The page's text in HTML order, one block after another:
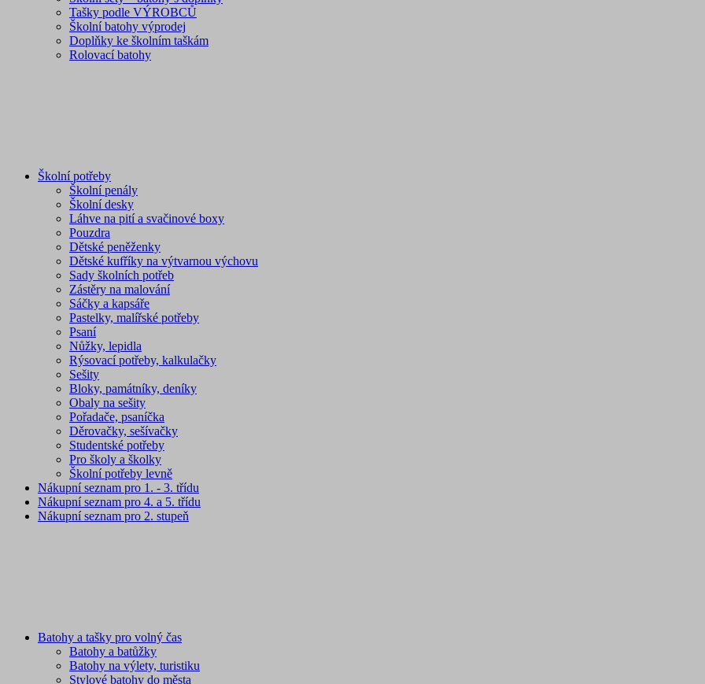
Tašky podle VÝROBCŮ
Školní batohy výprodej
Doplňky ke školním taškám
Rolovací batohy
Školní potřeby
Školní penály
Školní desky
Láhve na pití a svačinové boxy
Pouzdra
Dětské peněženky
Dětské kufříky na výtvarnou výchovu
Sady školních potřeb
Zástěry na malování
Sáčky a kapsáře
Pastelky, malířské potřeby
Psaní
Nůžky, lepidla
Rýsovací potřeby, kalkulačky
Sešity
Bloky, památníky, deníky
Obaly na sešity
Pořadače, psaníčka
Děrovačky, sešívačky
Studentské potřeby
Pro školy a školky
Školní potřeby levně
Nákupní seznam pro 1. - 3. třídu
Nákupní seznam pro 4. a 5. třídu
Nákupní seznam pro 2. stupeň
Batohy a tašky pro volný čas
Batohy a batůžky
Batohy na výlety, turistiku
Stylové batohy do města